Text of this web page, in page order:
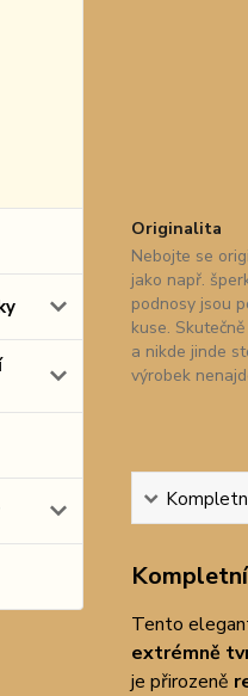
Originalita
Nebojte se
jako např.
podnosy jsou
kuse.
a nikde jinde
výrobek
Tento
extrémně
je přirozeně